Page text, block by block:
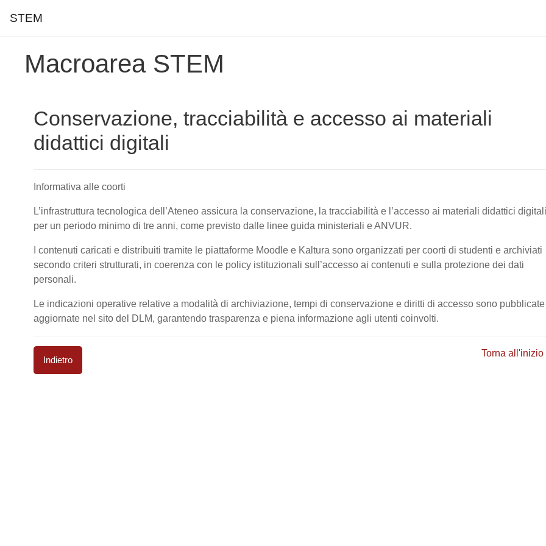
STEM
Macroarea STEM
Conservazione, tracciabilità e accesso ai materiali
didattici digitali
Informativa alle coorti
L’infrastruttura tecnologica dell’Ateneo assicura la conservazione, la tracciabilità e l’accesso ai materiali didattici digitali
per un periodo minimo di tre anni, come previsto dalle linee guida ministeriali e ANVUR.
I contenuti caricati e distribuiti tramite le piattaforme Moodle e Kaltura sono organizzati per coorti di studenti e archiviati
secondo criteri strutturati, in coerenza con le policy istituzionali sull’accesso ai contenuti e sulla protezione dei dati
personali.
Le indicazioni operative relative a modalità di archiviazione, tempi di conservazione e diritti di accesso sono
aggiornate nel sito del DLM, garantendo trasparenza e piena informazione agli utenti coinvolti.
Indietro
Torna all'inizio